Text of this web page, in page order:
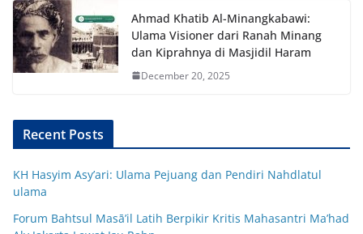
Ahmad Khatib Al-Minangkabawi:
Ulama Visioner dari Ranah Minang
dan Kiprahnya di Masjidil Haram
December 20, 2025
Recent Posts
KH Hasyim Asy’ari: Ulama Pejuang dan Pendiri Nahdlatul
ulama
Forum Bahtsul Masā’il Latih Berpikir Kritis Mahasantri Ma’had